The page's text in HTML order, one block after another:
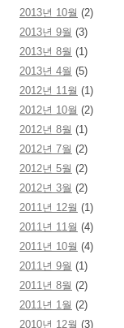
2013년 10월 (2)
2013년 9월 (3)
2013년 8월 (1)
2013년 4월 (5)
2012년 11월 (1)
2012년 10월 (2)
2012년 8월 (1)
2012년 7월 (2)
2012년 5월 (2)
2012년 3월 (2)
2011년 12월 (1)
2011년 11월 (4)
2011년 10월 (4)
2011년 9월 (1)
2011년 8월 (2)
2011년 1월 (2)
2010년 12월 (3)